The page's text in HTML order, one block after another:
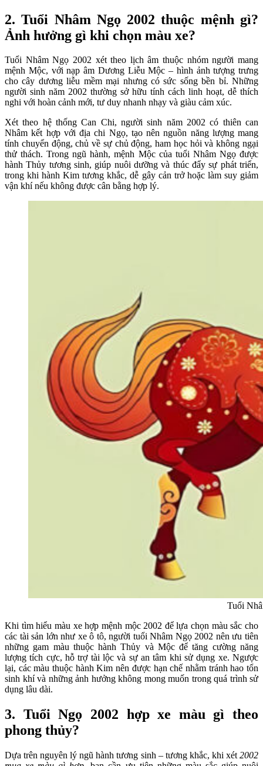
2. Tuổi Nhâm Ngọ 2002 thuộc mệnh gì?
Ảnh hưởng gì khi chọn màu xe?
Tuổi Nhâm Ngọ 2002 xét theo lịch âm thuộc nhóm người mang
mệnh Mộc, với nạp âm Dương Liễu Mộc – hình ảnh tượng trưng
cho cây dương liễu mềm mại nhưng có sức sống bền bỉ. Những
người sinh năm 2002 thường sở hữu tính cách linh hoạt, dễ thích
nghi với hoàn cảnh mới, tư duy nhanh nhạy và giàu cảm xúc.
Xét theo hệ thống Can Chi, người sinh năm 2002 có thiên can
Nhâm kết hợp với địa chi Ngọ, tạo nên nguồn năng lượng mang
tính chuyển động, chủ về sự chủ động, ham học hỏi và không ngại
thử thách. Trong ngũ hành, mệnh Mộc của tuổi Nhâm Ngọ được
hành Thủy tương sinh, giúp nuôi dưỡng và thúc đẩy sự phát triển,
trong khi hành Kim tương khắc, dễ gây cản trở hoặc làm suy giảm
vận khí nếu không được cân bằng hợp lý.
Tuổi
Khi tìm hiểu màu xe hợp mệnh mộc 2002 để lựa chọn màu sắc cho
các tài sản lớn như xe ô tô, người tuổi Nhâm Ngọ 2002 nên ưu tiên
những gam màu thuộc hành Thủy và Mộc để tăng cường năng
lượng tích cực, hỗ trợ tài lộc và sự an tâm khi sử dụng xe. Ngược
lại, các màu thuộc hành Kim nên được hạn chế nhằm tránh hao tổn
sinh khí và những ảnh hưởng không mong muốn trong quá trình sử
dụng lâu dài.
3. Tuổi Ngọ 2002 hợp xe màu gì theo
phong thủy?
Dựa trên nguyên lý ngũ hành tương sinh – tương khắc, khi xét 2002